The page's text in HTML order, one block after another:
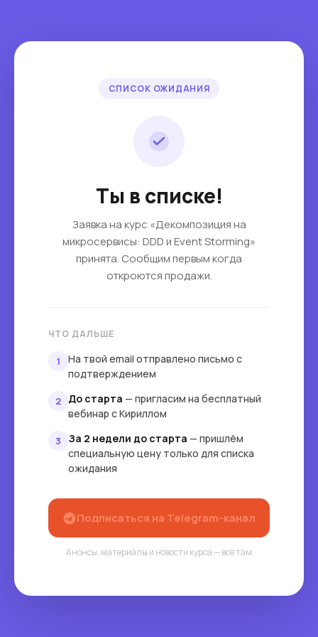
СПИСОК ОЖИДАНИЯ
Ты в списке!
Заявка на курс «Декомпозиция на
микросервисы: DDD и Event Storming»
принята. Сообщим первым когда
откроются продажи.
ЧТО ДАЛЬШЕ
1
На твой email отправлено письмо с
подтверждением
2 До старта — пригласим на бесплатный
вебинар с Кириллом
3 За 2 недели до старта — пришлём
специальную цену только для списка
ожидания
Подписаться на Telegram-канал
Анонсы, материалы и новости курса — всё там